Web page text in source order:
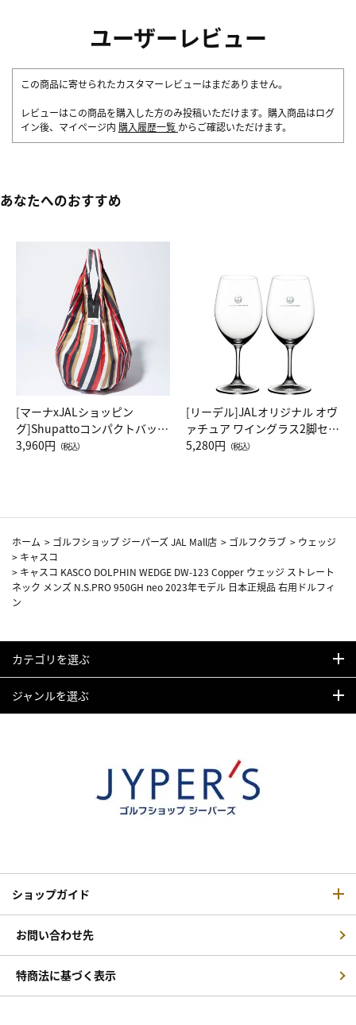
ユーザーレビュー
この商品に寄せられたカスタマーレビューはまだありません。
レビューはこの商品を購入した方のみ投稿いただけます。購入商品はログ
イン後、マイページ内 購入履歴一覧 からご確認いただけます。
あなたへのおすすめ
[マーナxJALショッピン
グ]Shupattoコンパクトバッグ
Drop JAL客室乗務員（LC）ス
3,960円 （税込）
[リーデル]JALオリジナル オヴ
ァチュア ワイングラス2脚セッ
ト（レッドワイン）
5,280円 （税込）
ホーム > ゴルフショップ ジーパーズ JAL Mall店 > ゴルフクラブ > ウェッジ
> キャスコ
> キャスコ KASCO DOLPHIN WEDGE DW-123 Copper ウェッジ ストレート
ネック メンズ N.S.PRO 950GH neo 2023年モデル 日本正規品 右用ドルフィ
ン
カテゴリを選ぶ
ジャンルを選ぶ
ショップガイド
お問い合わせ先
特商法に基づく表示